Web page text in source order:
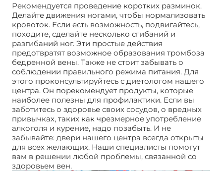
Рекомендуется проведение коротких разминок.
Делайте движения ногами, чтобы нормализовать
кровоток. Если есть возможность, подвигайтесь,
походите, сделайте несколько сгибаний и
разгибаний ног. Эти простые действия
предотвратят возможное образования тромбоза
бедренной вены. Также не стоит забывать о
соблюдении правильного режима питания. Для
этого проконсультируйтесь с диетологом нашего
центра. Он порекомендует продукты, которые
наиболее полезны для профилактики. Если вы
заботитесь о здоровье своих сосудов, о вредных
привычках, таких как чрезмерное употребление
алкоголя и курение, надо позабыть. И не
забывайте: двери нашего центра всегда открыты
для всех желающих. Наши специалисты помогут
вам в решении любой проблемы, связанной со
здоровьем вен.